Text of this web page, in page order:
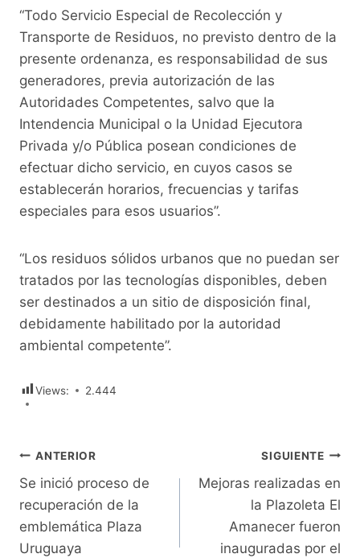
“Todo Servicio Especial de Recolección y
Transporte de Residuos, no previsto dentro de la
presente ordenanza, es responsabilidad de sus
generadores, previa autorización de las
Autoridades Competentes, salvo que la
Intendencia Municipal o la Unidad Ejecutora
Privada y/o Pública posean condiciones de
efectuar dicho servicio, en cuyos casos se
establecerán horarios, frecuencias y tarifas
especiales para esos usuarios”.
“Los residuos sólidos urbanos que no puedan ser
tratados por las tecnologías disponibles, deben
ser destinados a un sitio de disposición final,
debidamente habilitado por la autoridad
ambiental competente”.
Views: 2.444
Navegación
de
entradas
ANTERIOR
Se inició proceso de
recuperación de la
emblemática Plaza
Uruguaya
SIGUIENTE
Mejoras realizadas en
la Plazoleta El
Amanecer fueron
inauguradas por el